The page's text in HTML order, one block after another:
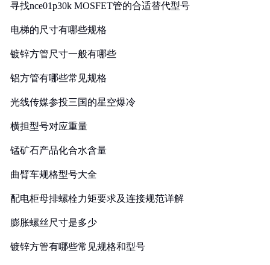
寻找nce01p30k MOSFET管的合适替代型号
电梯的尺寸有哪些规格
镀锌方管尺寸一般有哪些
铝方管有哪些常见规格
光线传媒参投三国的星空爆冷
横担型号对应重量
锰矿石产品化合水含量
曲臂车规格型号大全
配电柜母排螺栓力矩要求及连接规范详解
膨胀螺丝尺寸是多少
镀锌方管有哪些常见规格和型号